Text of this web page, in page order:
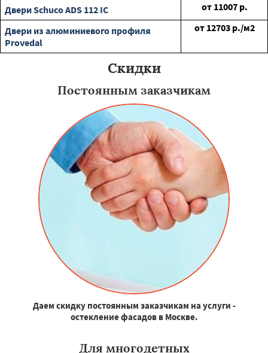
Двери Schuco ADS 112 IC
от 11007 р.
Двери из алюминиевого профиля
Provedal
от 12703 р./м2
Скидки
Постоянным заказчикам
Даем скидку постоянным заказчикам на услуги -
остекление фасадов в Москве.
Для многодетных